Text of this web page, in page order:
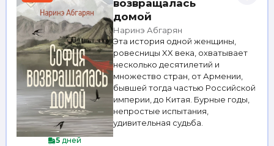
5дней
возвращалась
домой
Наринэ Абгарян
Эта история одной женщины,
ровесницы XX века, охватывает
несколько десятилетий и
множество стран, от Армении,
бывшей тогда частью Российской
империи, до Китая. Бурные годы,
непростые испытания,
удивительная судьба.